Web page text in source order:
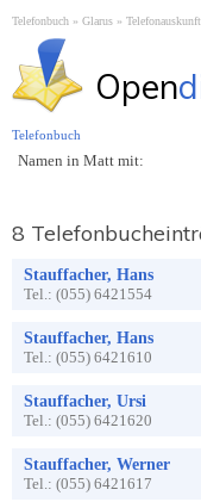
Telefonbuch Glarus
Open
Namen in Matt mit:
8
Stauffacher, Hans
Tel.: (055) 6421554
Stauffacher, Hans
Tel.: (055) 6421610
Stauffacher, Ursi
Tel.: (055) 6421620
Stauffacher, Werner
Tel.: (055) 6421617
Telefonbuch